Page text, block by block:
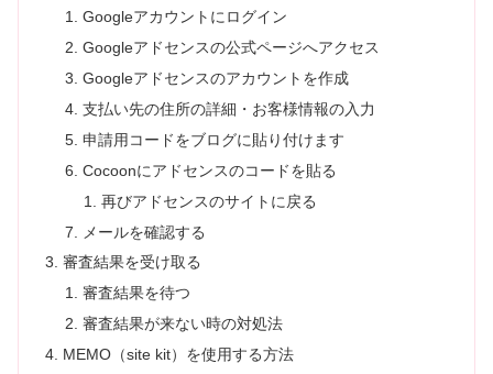
Googleアカウントにログイン
Googleアドセンスの公式ページへアクセス
Googleアドセンスのアカウントを作成
支払い先の住所の詳細・お客様情報の入力
申請用コードをブログに貼り付けます
Cocoonにアドセンスのコードを貼る
再びアドセンスのサイトに戻る
メールを確認する
審査結果を受け取る
審査結果を待つ
審査結果が来ない時の対処法
MEMO（site kit）を使用する方法